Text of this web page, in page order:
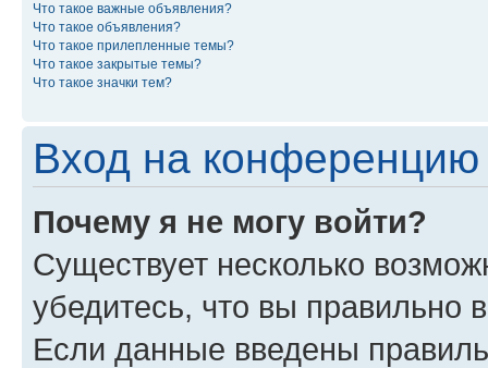
Что такое важные объявления?
Что такое объявления?
Что такое прилепленные темы?
Что такое закрытые темы?
Что такое значки тем?
Вход на конференцию
Почему я не могу войти?
Существует несколько
убедитесь, что вы правильно
Если данные введены